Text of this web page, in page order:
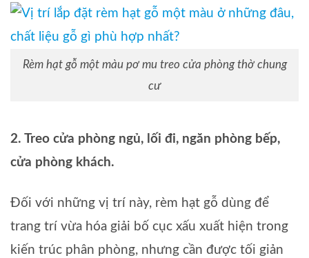
Rèm hạt gỗ một màu pơ mu treo cửa phòng thờ chung
cư
2. Treo cửa phòng ngủ, lối đi, ngăn phòng bếp,
cửa phòng khách.
Đối với những vị trí này, rèm hạt gỗ dùng để
trang trí vừa hóa giải bố cục xấu xuất hiện trong
kiến trúc phân phòng, nhưng cần được tối giản